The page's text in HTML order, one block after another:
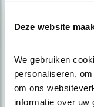
Deze website
We gebruiken
personaliseren,
om ons
informatie over uw
Op de